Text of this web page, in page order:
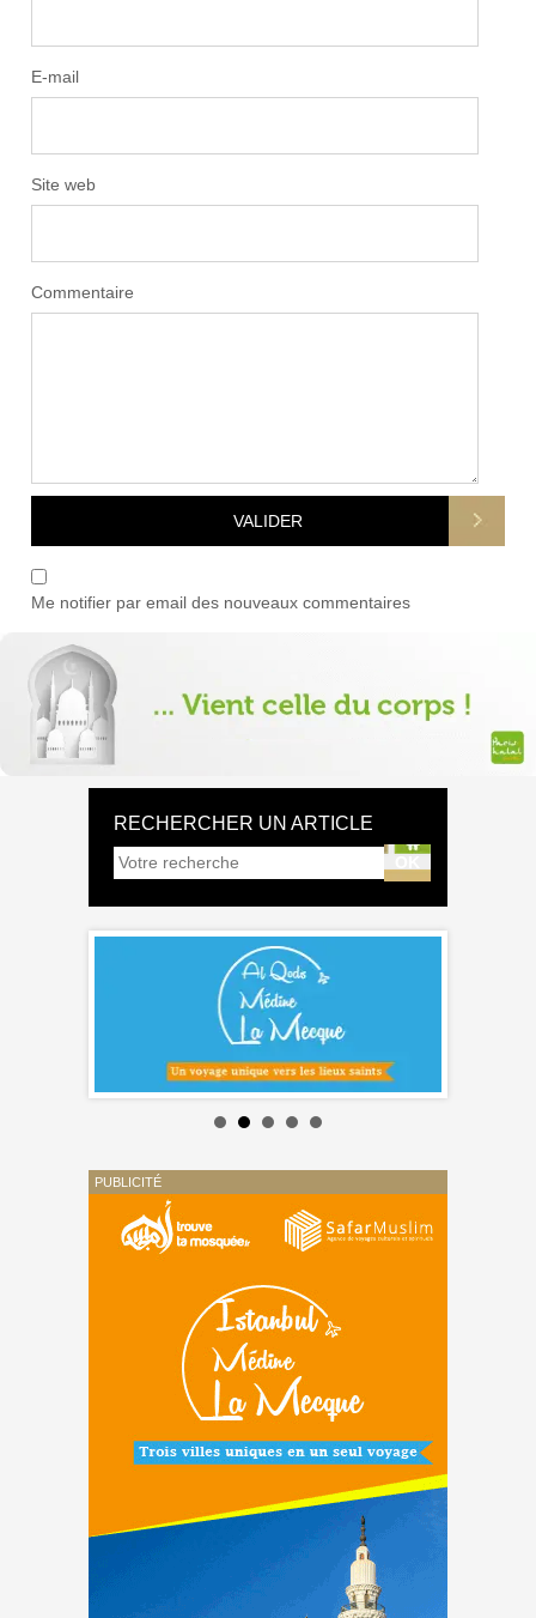
E-mail
Site web
Commentaire
Me notifier par email des nouveaux commentaires
RECHERCHER UN ARTICLE
PUBLICITÉ